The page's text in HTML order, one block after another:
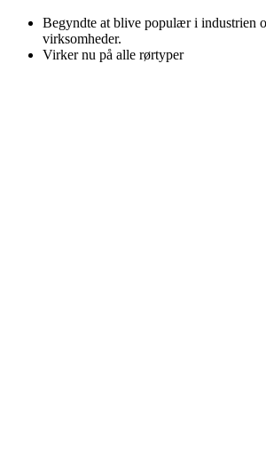
Begyndte at blive populær i industrien
virksomheder.
Virker nu på alle rørtyper